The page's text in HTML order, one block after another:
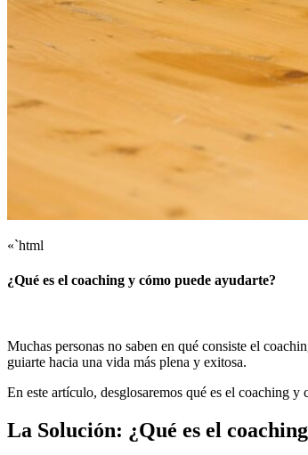
«`html
¿Qué es el coaching y cómo puede ayudarte?
Muchas personas no saben en qué consiste el
guiarte hacia una vida más plena y exitosa.
En este artículo, desglosaremos qué es el coaching
La Solución: ¿Qué es el